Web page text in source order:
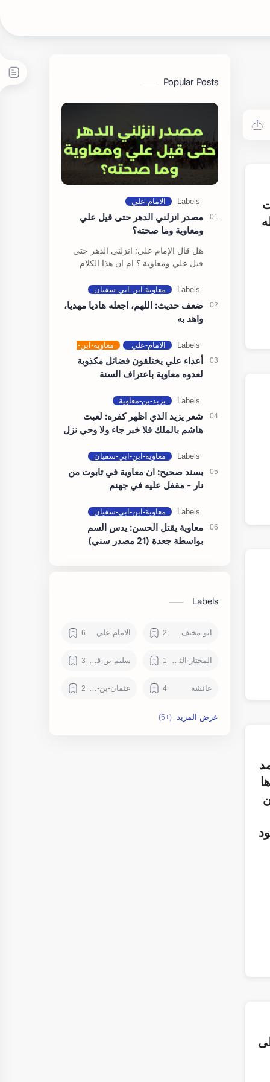
Popular Posts
مصدر انزلني الدهر حتى قيل علي
ومعاوية وما صحته؟
هل قال الإمام علي: انزلني الدهر حتى
قيل علي ومعاوية ؟ ام ان هذا الكلام
ضعف حديث: اللهم، اجعله هاديا مهديا،
واهد به
أعداء علي يختلقون فضائل مكذوبة
لعدوه معاوية باعتراف السنة
شعر يزيد الذي اظهر كفره: لعبت
هاشم بالملك فلا خبر جاء ولا وحي نزل
بسند صحيح: ان معاوية في تابوت من
نار - مقفل عليه في جهنم
معاوية يقتل الحسن: يدس السم
بواسطة جعدة (21 مصدر سني)
Labels
ابو-مخنف الامام-علي
المختار-الثقفي سليم-بن-قيس-الهلالي
عائشة عثمان-بن-عفان
علماء